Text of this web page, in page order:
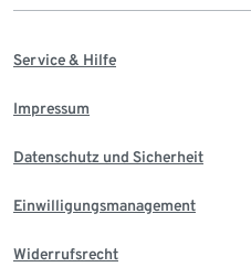
Service & Hilfe
Impressum
Datenschutz und Sicherheit
Einwilligungsmanagement
Widerrufsrecht